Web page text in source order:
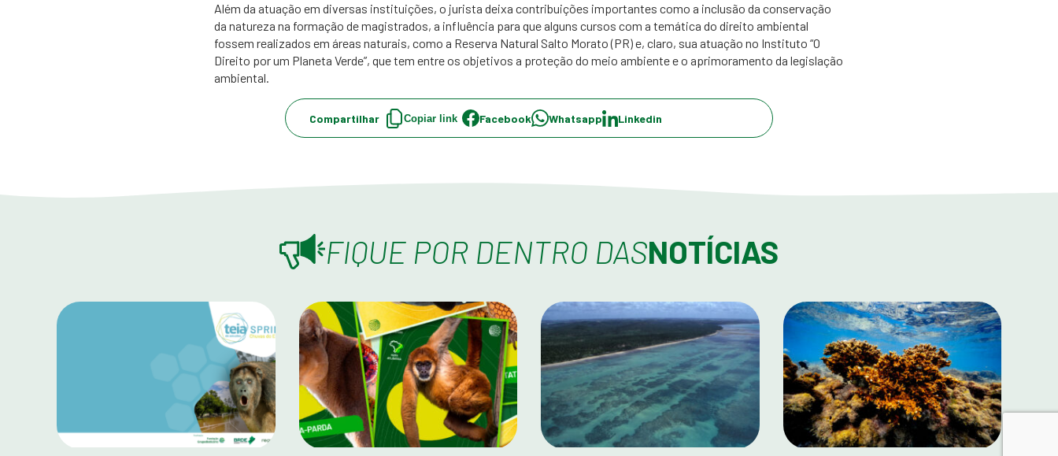
Além da atuação em diversas instituições, o jurista deixa contribuições importantes como a inclusão da conservação
da natureza na formação de magistrados, a influência para que alguns cursos com a temática do direito ambiental
fossem realizados em áreas naturais, como a Reserva Natural Salto Morato (PR) e, claro, sua atuação no Instituto “O
Direito por um Planeta Verde”, que tem entre os objetivos a proteção do meio ambiente e o aprimoramento da legislação
ambiental.
Compartilhar Copiar link Facebook Whatsapp Linkedin
FIQUE POR DENTRO DASNOTÍCIAS